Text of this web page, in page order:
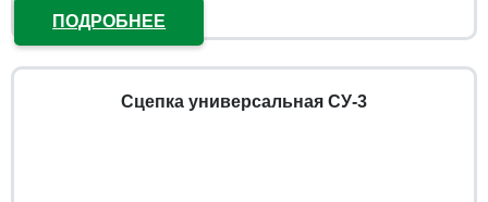
ПОДРОБНЕЕ
Сцепка универсальная СУ-3